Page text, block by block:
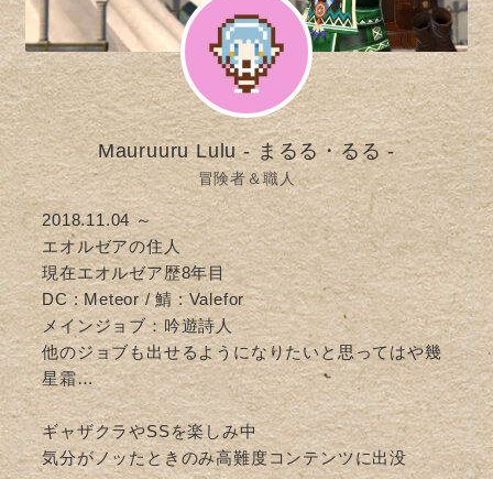
Mauruuru Lulu - まるる・るる -
冒険者＆職人
2018.11.04 ～
エオルゼアの住人
現在エオルゼア歴8年目
DC : Meteor / 鯖 : Valefor
メインジョブ：吟遊詩人
他のジョブも出せるようになりたいと思ってはや幾
星霜…
ギャザクラやSSを楽しみ中
気分がノッたときのみ高難度コンテンツに出没